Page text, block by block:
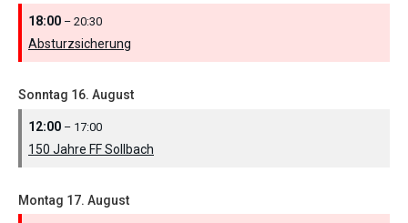
18:00 – 20:30
Absturzsicherung
Sonntag 16. August
12:00 – 17:00
150 Jahre FF Sollbach
Montag 17. August